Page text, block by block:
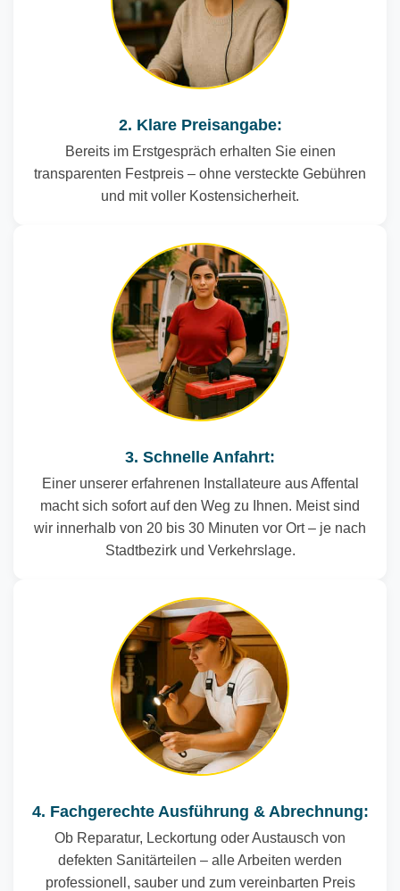
2. Klare Preisangabe:
Bereits im Erstgespräch erhalten Sie einen
transparenten Festpreis – ohne versteckte Gebühren
und mit voller Kostensicherheit.
3. Schnelle Anfahrt:
Einer unserer erfahrenen Installateure aus Affental
macht sich sofort auf den Weg zu Ihnen. Meist sind
wir innerhalb von 20 bis 30 Minuten vor Ort – je nach
Stadtbezirk und Verkehrslage.
4. Fachgerechte Ausführung & Abrechnung:
Ob Reparatur, Leckortung oder Austausch von
defekten Sanitärteilen – alle Arbeiten werden
professionell, sauber und zum vereinbarten Preis